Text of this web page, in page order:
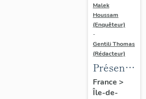
Malek
Houssam
(Enquêteur)
-
Gentili Thomas
(Rédacteur)
Présentation
de
l'étude
France >
Île-de-